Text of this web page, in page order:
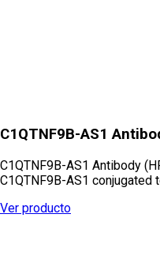
C1QTNF9B-AS1
C1QTNF9B-AS1 Antibody
C1QTNF9B-AS1 conjugated
Ver producto